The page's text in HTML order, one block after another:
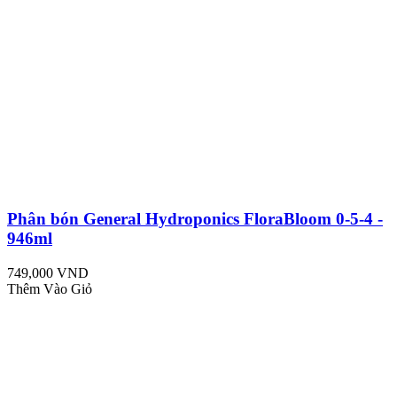
Phân bón General Hydroponics FloraBloom 0-5-4 -
946ml
749,000 VND
Thêm Vào Giỏ